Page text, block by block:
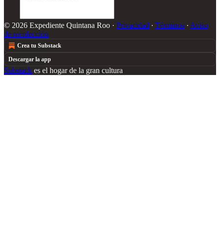
© 2026 Expediente Quintana Roo · Privacidad ∙ Términos ∙ Aviso
de recolección
Crea tu Substack
Descargar la app
Substack es el hogar de la gran cultura